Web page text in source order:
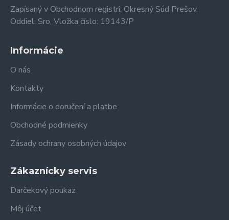
Zapísaný v Obchodnom registri: Okresný Súd Prešov,
Oddiel: Sro, Vložka číslo: 19143/P
Informácie
O nás
Kontakty
Informácie o doručení a platbe
Obchodné podmienky
Zásady ochrany osobných údajov
Zákaznícky servis
Darčekový poukaz
Môj účet